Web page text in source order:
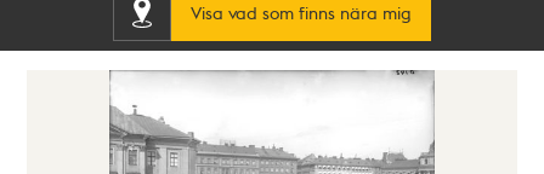
Visa vad som finns nära mig